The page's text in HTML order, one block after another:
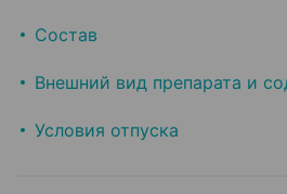
Состав
Внешний вид препарата и
Условия отпуска